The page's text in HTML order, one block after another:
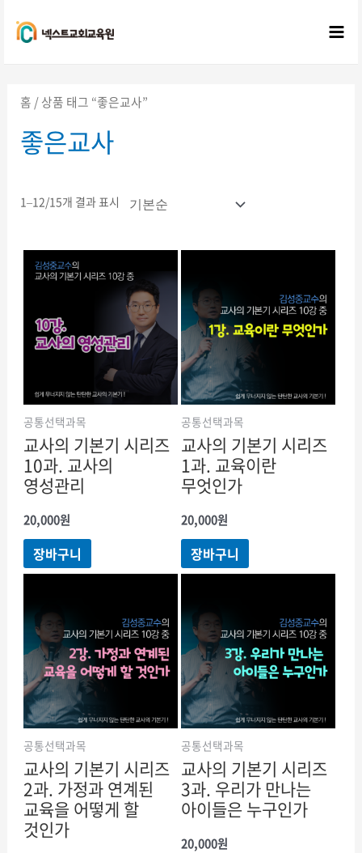
건너뛰기
홈 / 상품 태그 “좋은교사”
좋은교사
1–12/15개 결과 표시
공통선택과목
교사의 기본기 시리즈
10과. 교사의
영성관리
20,000원
장바구니
공통선택과목
교사의 기본기 시리즈
1과. 교육이란
무엇인가
20,000원
장바구니
공통선택과목
교사의 기본기 시리즈
2과. 가정과 연계된
교육을 어떻게 할
것인가
공통선택과목
교사의 기본기 시리즈
3과. 우리가 만나는
아이들은 누구인가
20,000원